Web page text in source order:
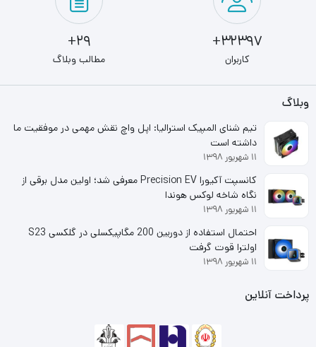
اس اس دی اینترنال ام اس آی مدل MSI SPATIUM S270
ظرفیت 480 گیگابایت که برای رابط SATA III بهینه شده است به
سرعت خواندن/نوشتن تا 500/450 مگابایت بر ثانیه می رسد،
و امکان انتقال سریع داده و زمان بارگذاری بازی را کاهش می
دهد.
32397+
کاربران
29+
مطالب وبلاگ
وبلاگ
تیم شنای المپیک استرالیا: اپل واچ نقش مهمی در موفقیت ما
داشته است
۱۱ شهریور ۱۳۹۸
کانسپت آکیورا Precision EV معرفی شد؛ اولین مدل برقی از
نگاه شاخه لوکس هوندا
۱۱ شهریور ۱۳۹۸
احتمال استفاده از دوربین 200 مگاپیکسلی در گلکسی S23
اولترا قوت گرفت
۱۱ شهریور ۱۳۹۸
پرداخت آنلاین